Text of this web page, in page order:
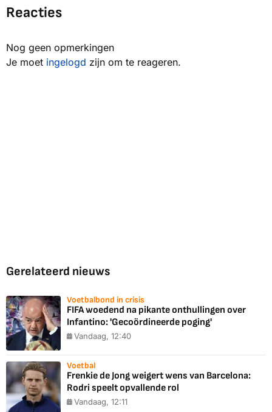
Reacties
Nog geen opmerkingen
Je moet ingelogd zijn om te reageren.
Gerelateerd nieuws
Voetbalbond in crisis
FIFA woedend na pikante onthullingen over
Infantino: 'Gecoördineerde poging'
Vandaag, 12:40
Voetbal
Frenkie de Jong weigert wens van Barcelona:
Rodri speelt opvallende rol
Vandaag, 12:11